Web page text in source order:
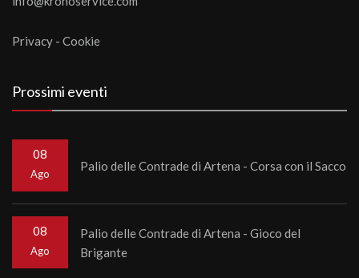
Privacy - Cookie
Prossimi eventi
08
Ago
Palio delle Contrade di Artena - Corsa con il Sacco
08
Ago
Palio delle Contrade di Artena - Gioco del
Brigante